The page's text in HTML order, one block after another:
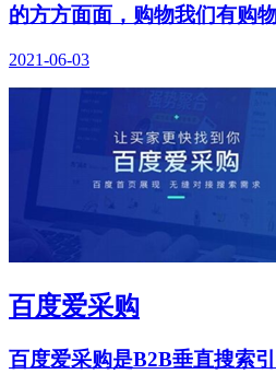
的方方面面，购物我们有购
2021-06-03
百度爱采购
百度爱采购是B2B垂直搜索